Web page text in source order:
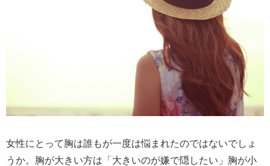
女性にとって胸は誰もが一度は悩まれたのではないでしょ
うか。胸が大きい方は「大きいのが嫌で隠したい」胸が小